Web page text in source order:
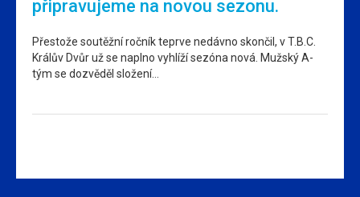
připravujeme na novou sezonu.
Přestože soutěžní ročník teprve nedávno skončil, v T.B.C.
Králův Dvůr už se naplno vyhlíží sezóna nová. Mužský A-
tým se dozvěděl složení…